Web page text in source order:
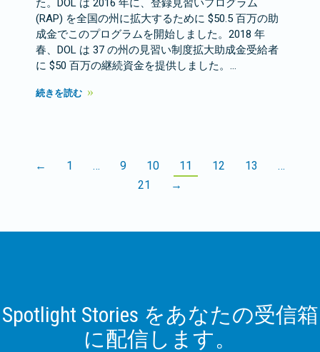
た。DOL は 2016 年に、登録見習いプログラム
(RAP) を全国の州に拡大するために $50.5 百万の助
成金でこのプログラムを開始しました。2018 年
春、DOL は 37 の州の見習い制度拡大助成金受給者
に $50 百万の継続資金を提供しました。…
続きを読む
← 1 … 9 10 11 12 13
…
21
→
Spotlight Stories をあなたの受信箱
に配信します。